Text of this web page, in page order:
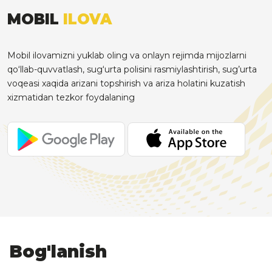
MOBIL ILOVA
Mobil ilovamizni yuklab oling va onlayn rejimda mijozlarni
qo‘llab-quvvatlash, sug‘urta polisini rasmiylashtirish, sug’urta
voqeasi xaqida arizani topshirish va ariza holatini kuzatish
xizmatidan tezkor foydalaning
Bog'lanish